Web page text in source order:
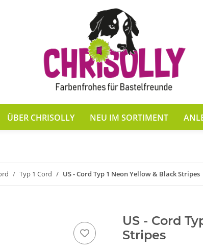
ÜBER CHRISOLLY NEU IM SORTIMENT
Typ 1 Cord US - Cord Typ 1 Neon Yellow & Black Stripes
US - Cord
Stripes